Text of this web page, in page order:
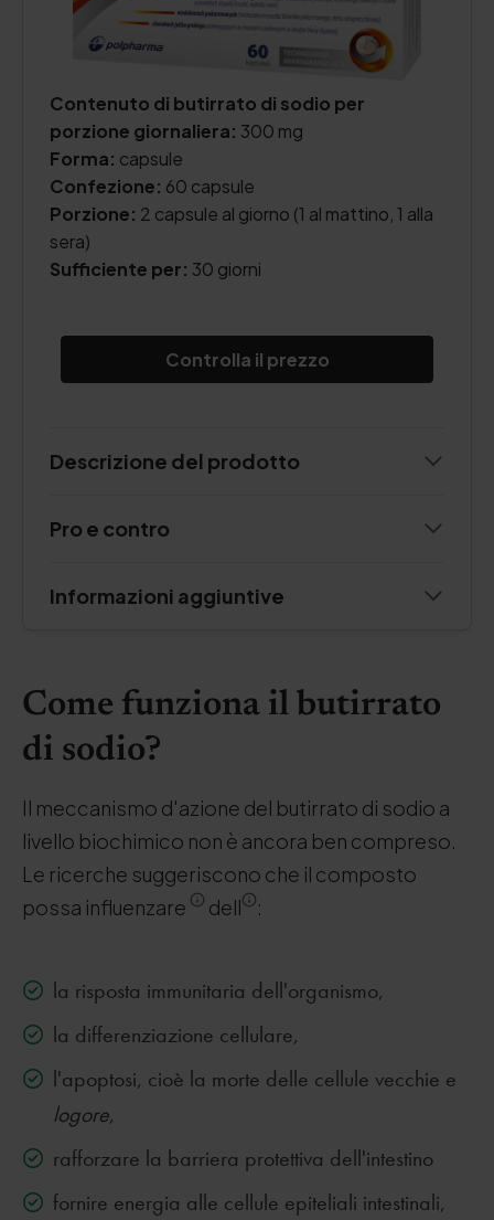
Contenuto di butirrato di sodio per
porzione giornaliera: 300 mg
Forma: capsule
Confezione: 60 capsule
Porzione: 2 capsule al giorno (1 al mattino, 1 alla
sera)
Sufficiente per: 30 giorni
Controlla il prezzo
Descrizione del prodotto
Pro e contro
Informazioni aggiuntive
Come funziona il butirrato
di sodio?
Il meccanismo d'azione del butirrato di sodio a
livello biochimico non è ancora ben compreso.
Le ricerche suggeriscono che il composto
possa influenzare
dell :
la risposta immunitaria dell'organismo,
la differenziazione cellulare,
l'apoptosi, cioè la morte delle cellule vecchie e
logore,
rafforzare la barriera protettiva dell'intestino
fornire energia alle cellule epiteliali intestinali,